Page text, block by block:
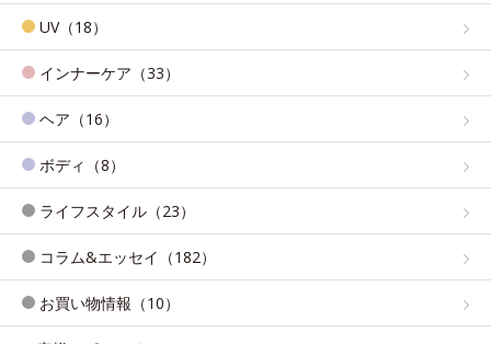
UV（18）
インナーケア（33）
ヘア（16）
ボディ（8）
ライフスタイル（23）
コラム&エッセイ（182）
お買い物情報（10）